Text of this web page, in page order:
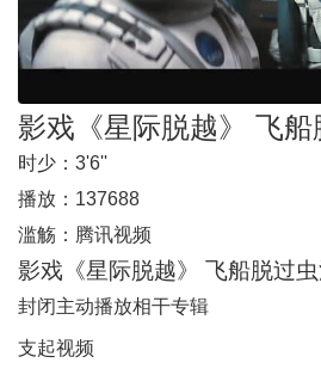
影戏《星际脱越》 飞
时少： 3'6''
播放： 137688
滥觞： 腾讯视频
影戏《星际脱越》 飞船脱过
封闭主动播放相干专辑
支起视频